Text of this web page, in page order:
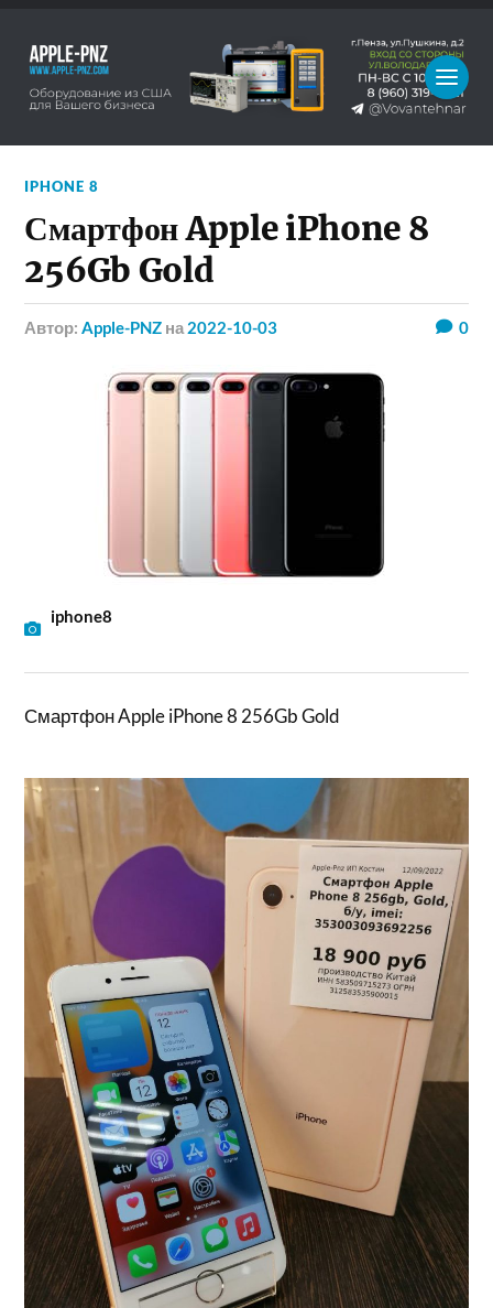
IPHONE 8
Смартфон Apple iPhone 8
256Gb Gold
Автор:Apple-PNZ на 2022-10-03 0
iphone8
Смартфон Apple iPhone 8 256Gb Gold